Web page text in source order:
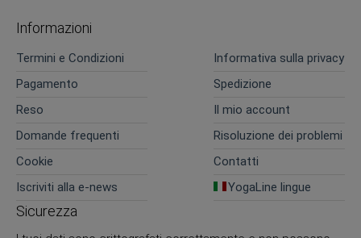
Informazioni
Termini e Condizioni
Informativa sulla privacy
Pagamento
Spedizione
Reso
Il mio account
Domande frequenti
Risoluzione dei problemi
Cookie
Contatti
Iscriviti alla e-news
YogaLine lingue
Sicurezza